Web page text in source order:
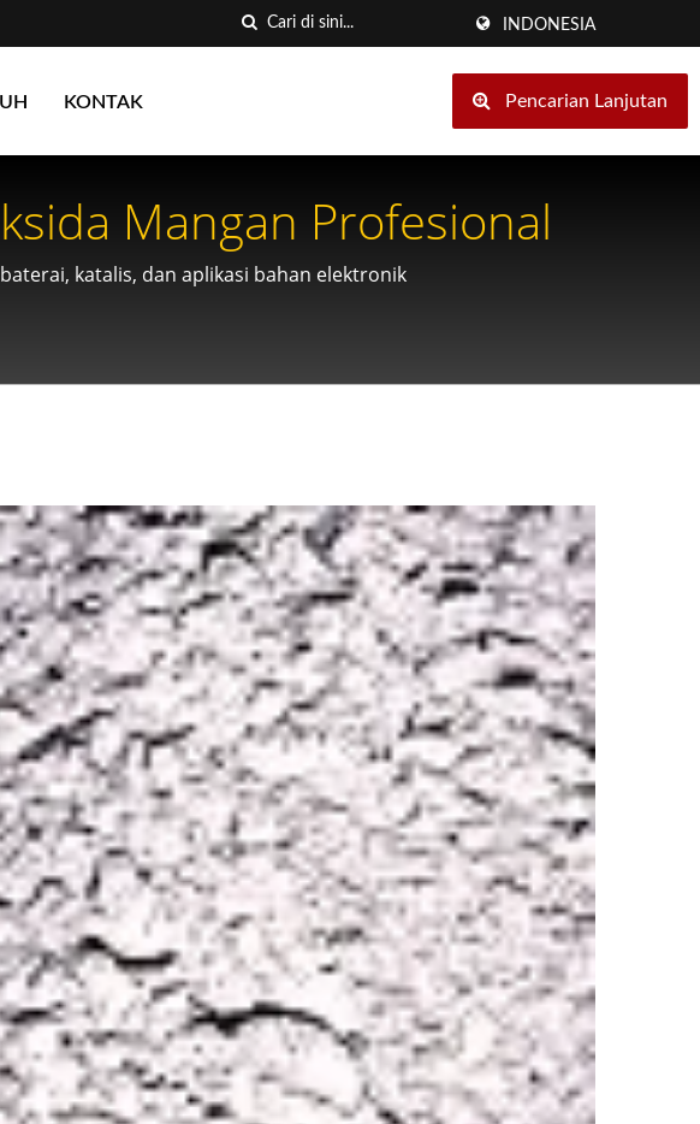
INDONESIA
KONTAK Pencarian Lanjutan
Mangan Profesional
katalis, dan aplikasi bahan elektronik